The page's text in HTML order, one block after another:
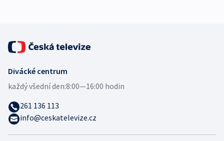
Divácké centrum
každý všední den:8:00—16:00 hodin
261 136 113
info@ceskatelevize.cz